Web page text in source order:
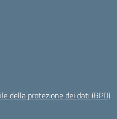
della protezione dei dati (RPD)